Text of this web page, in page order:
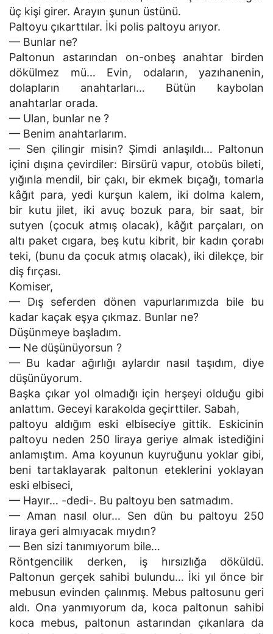
üç kişi girer. Arayın şunun üstünü.
Paltoyu çıkarttılar. İki polis paltoyu arıyor.
— Bunlar ne?
Paltonun astarından on-onbeş anahtar birden
dökülmez mü… Evin, odaların, yazıhanenin,
dolapların anahtarları… Bütün kaybolan
anahtarlar orada.
— Ulan, bunlar ne ?
— Benim anahtarlarım.
— Sen çilingir misin? Şimdi anlaşıldı… Paltonun
içini dışına çevirdiler: Birsürü vapur, otobüs bileti,
yığınla mendil, bir çakı, bir ekmek bıçağı, tomarla
kâğıt para, yedi kurşun kalem, iki dolma kalem,
bir kutu jilet, iki avuç bozuk para, bir saat, bir
sutyen (çocuk atmış olacak), kâğıt parçaları, on
altı paket cıgara, beş kutu kibrit, bir kadın çorabı
teki, (bunu da çocuk atmış olacak), iki dilekçe, bir
diş fırçası.
Komiser,
— Dış seferden dönen vapurlarımızda bile bu
kadar kaçak eşya çıkmaz. Bunlar ne?
Düşünmeye başladım.
— Ne düşünüyorsun ?
— Bu kadar ağırlığı aylardır nasıl taşıdım, diye
düşünüyorum.
Başka çıkar yol olmadığı için herşeyi olduğu gibi
anlattım. Geceyi karakolda geçirttiler. Sabah,
paltoyu aldığım eski elbiseciye gittik. Eskicinin
paltoyu neden 250 liraya geriye almak istediğini
anlamıştım. Ama koyunun kuyruğunu yoklar gibi,
beni tartaklayarak paltonun eteklerini yoklayan
eski elbiseci,
— Hayır… -dedi-. Bu paltoyu ben satmadım.
— Aman nasıl olur… Sen dün bu paltoyu 250
liraya geri almıyacak mıydın?
— Ben sizi tanımıyorum bile…
Röntgencilik derken, iş hırsızlığa döküldü.
Paltonun gerçek sahibi bulundu… İki yıl önce bir
mebusun evinden çalınmış. Mebus paltosunu geri
aldı. Ona yanmıyorum da, koca paltonun sahibi
koca mebus, paltonun astarından çıkanlara da